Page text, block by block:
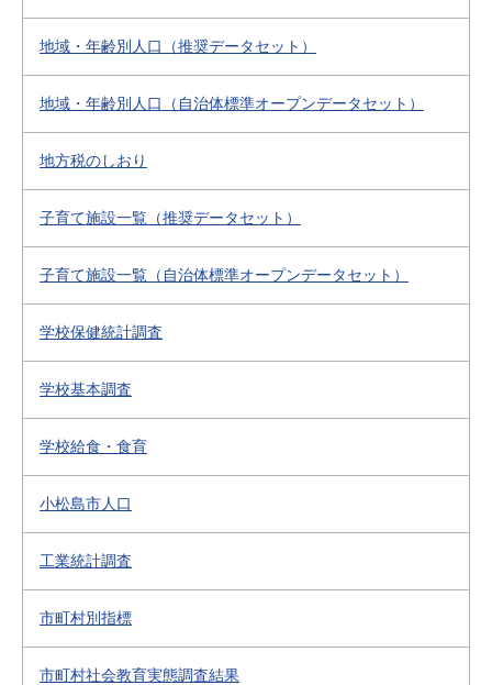
地域・年齢別人口（推奨データセット）
地域・年齢別人口（自治体標準オープンデータセット）
地方税のしおり
子育て施設一覧（推奨データセット）
子育て施設一覧（自治体標準オープンデータセット）
学校保健統計調査
学校基本調査
学校給食・食育
小松島市人口
工業統計調査
市町村別指標
市町村社会教育実態調査結果